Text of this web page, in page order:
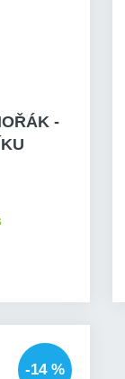
-
-14 %